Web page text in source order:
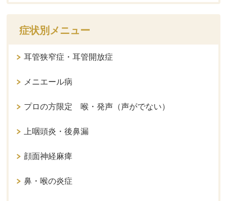
症状別メニュー
耳管狭窄症・耳管開放症
メニエール病
プロの方限定 喉・発声（声がでない）
上咽頭炎・後鼻漏
顔面神経麻痺
鼻・喉の炎症